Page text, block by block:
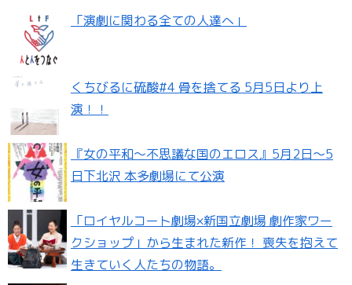
「演劇に関わる全ての人達へ」
くちびるに硫酸#4 骨を捨てる 5月5日より上
演！！
『女の平和～不思議な国のエロス』5月2日〜5
日下北沢 本多劇場にて公演
「ロイヤルコート劇場×新国立劇場 劇作家ワー
クショップ」から生まれた新作！ 喪失を抱えて
生きていく人たちの物語。